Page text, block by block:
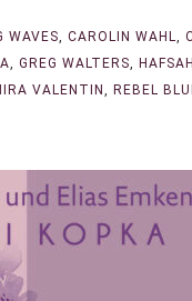
WAVES, CAROLIN WAHL,
, GREG WALTERS,
VALENTIN, REBEL